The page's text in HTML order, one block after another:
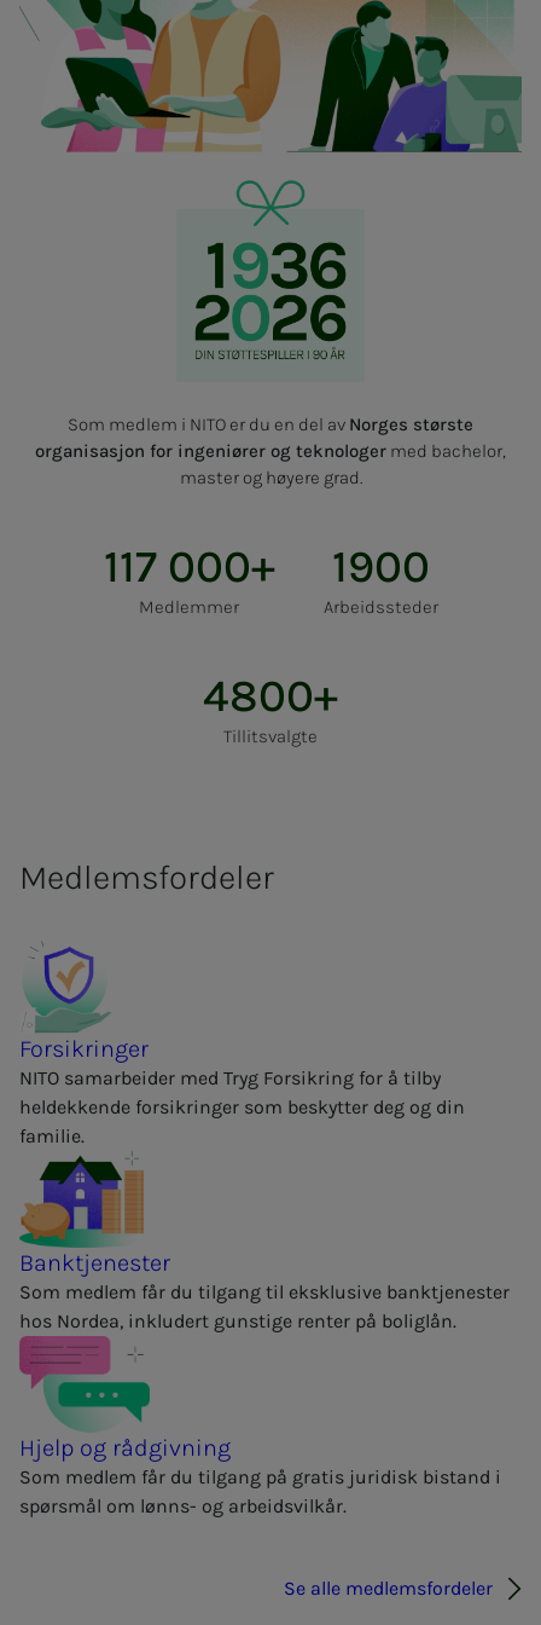
Som medlem i NITO er du en del av Norges største
organisasjon for ingeniører og teknologer med bachelor,
master og høyere grad.
117 000+
Medlemmer
1900
Arbeidssteder
4800+
Tillitsvalgte
Medlemsfordeler
Forsikringer
NITO samarbeider med Tryg Forsikring for å tilby
heldekkende forsikringer som beskytter deg og din
familie.
Banktjenester
Som medlem får du tilgang til eksklusive banktjenester
hos Nordea, inkludert gunstige renter på boliglån.
Hjelp og rådgivning
Som medlem får du tilgang på gratis juridisk bistand i
spørsmål om lønns- og arbeidsvilkår.
Se alle medlemsfordeler